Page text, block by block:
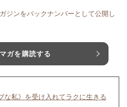
ジンをバックナンバーとして公開し
ガを購読する
な私》を受け入れてラクに生きる